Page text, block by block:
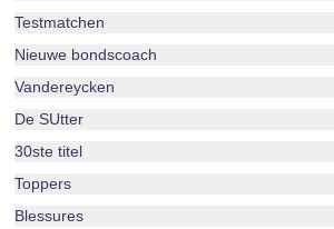
Testmatchen
Nieuwe bondscoach
Vandereycken
De SUtter
30ste titel
Toppers
Blessures